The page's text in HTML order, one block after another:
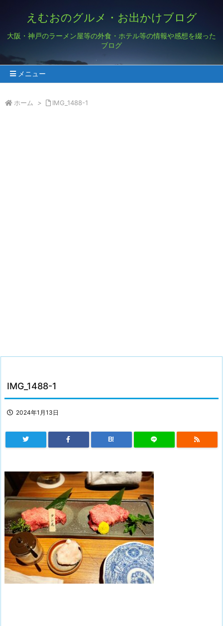
えむおのグルメ・お出かけブログ
大阪・神戸のラーメン屋等の外食・ホテル等の情報や感想を綴った
ブログ
メニュー
ホーム > IMG_1488-1
IMG_1488-1
2024年1月13日
B!